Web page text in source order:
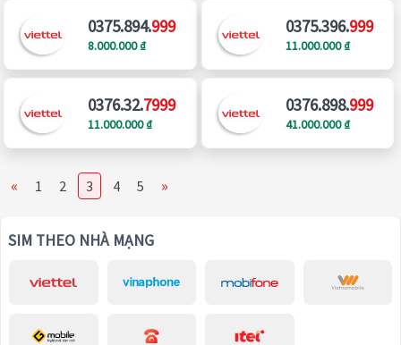
0375.894.999
8.000.000 ₫
0375.396.999
11.000.000 ₫
0376.32.7999
11.000.000 ₫
0376.898.999
41.000.000 ₫
« 1 2 3 4 5 »
SIM THEO NHÀ MẠNG